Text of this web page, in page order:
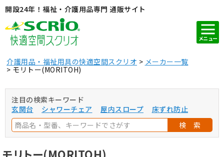
開設24年！福祉・介護用品専門 通販サイト
メニュー
介護用品・福祉用具の快適空間スクリオ
メーカー一覧
モリトー(MORITOH)
注目の検索キーワード
玄関台
シャワーチェア 屋内スロープ
床ずれ防止
検 索